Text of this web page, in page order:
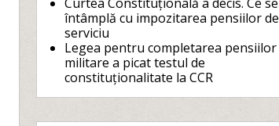
întâmplă cu impozitarea pensiilor de
serviciu
Legea pentru completarea pensiilor
militare a picat testul de
constituționalitate la CCR